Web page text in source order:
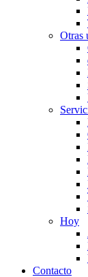
Otras
Hoy
Contacto